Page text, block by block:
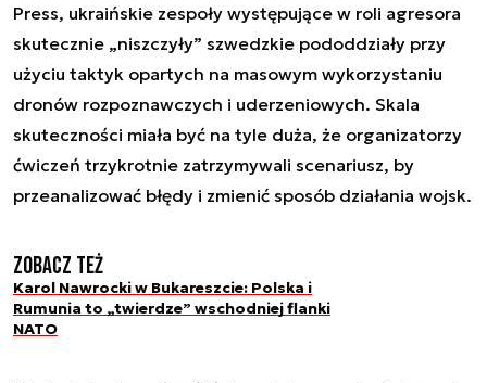
Press, ukraińskie zespoły występujące w roli agresora
skutecznie „niszczyły” szwedzkie pododdziały przy
użyciu taktyk opartych na masowym wykorzystaniu
dronów rozpoznawczych i uderzeniowych. Skala
skuteczności miała być na tyle duża, że organizatorzy
ćwiczeń trzykrotnie zatrzymywali scenariusz, by
przeanalizować błędy i zmienić sposób działania wojsk.
Zobacz też
Karol Nawrocki w Bukareszcie: Polska i
Rumunia to „twierdze” wschodniej flanki
NATO